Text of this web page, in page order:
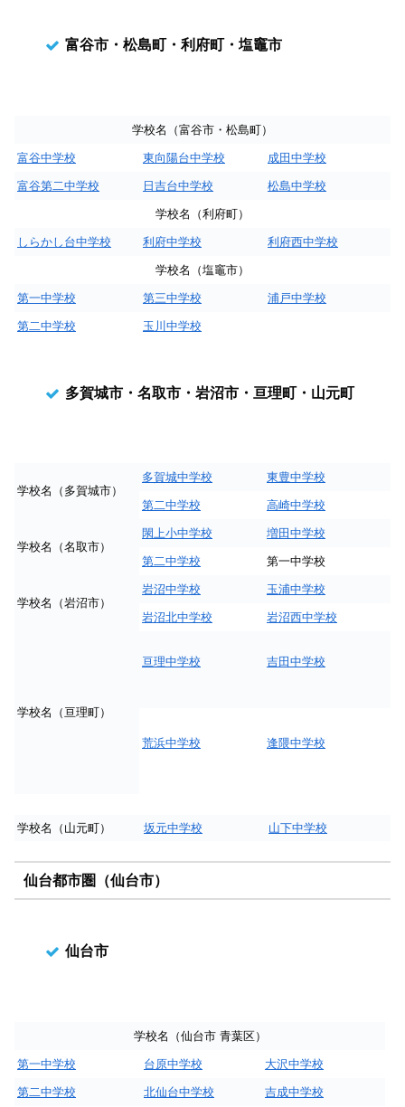
富谷市・松島町・利府町・塩竈市
学校名（富谷市・松島町）
富谷中学校 東向陽台中学校 成田中学校
富谷第二中学校 日吉台中学校 松島中学校
学校名（利府町）
しらかし台中学校 利府中学校 利府西中学校
学校名（塩竈市）
第一中学校 第三中学校 浦戸中学校
第二中学校 玉川中学校
多賀城市・名取市・岩沼市・亘理町・山元町
学校名（多賀城市）
多賀城中学校 東豊中学校
第二中学校 高崎中学校
学校名（名取市）
閖上小中学校 増田中学校
第二中学校 第一中学校
学校名（岩沼市）
岩沼中学校 玉浦中学校
岩沼北中学校 岩沼西中学校
学校名（亘理町）
亘理中学校 吉田中学校
荒浜中学校 逢隈中学校
学校名（山元町） 坂元中学校 山下中学校
仙台都市圏（仙台市）
仙台市
学校名（仙台市 青葉区）
第一中学校 台原中学校 大沢中学校
第二中学校 北仙台中学校 吉成中学校